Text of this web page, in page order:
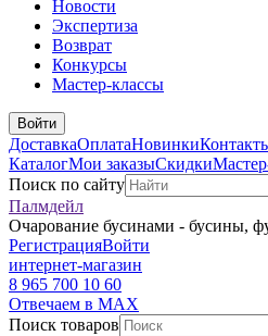
Новости
Экспертиза
Возврат
Конкурсы
Мастер-классы
Войти
ДоставкаОплатаНовинки
КаталогМои заказыСкидки
Поиск по сайту
Палмдейл
Очарование бусинами - бусины,
РегистрацияВойти
интернет-магазин
8 965 700 10 60
Отвечаем в MAX
Поиск товаров